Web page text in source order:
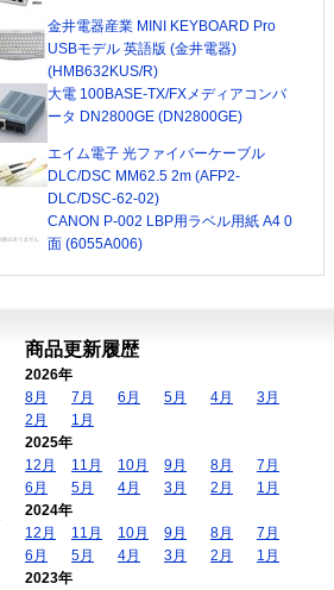
金井電器産業 MINI KEYBOARD Pro
USBモデル 英語版 (金井電器)
(HMB632KUS/R)
大電 100BASE-TX/FXメディアコンバ
ータ DN2800GE (DN2800GE)
エイム電子 光ファイバーケーブル
DLC/DSC MM62.5 2m (AFP2-
DLC/DSC-62-02)
CANON P-002 LBP用ラベル用紙 A4 0
面 (6055A006)
商品更新履歴
2026年
8月
7月 6月 5月 4月
3月
2月
1月
2025年
12月
11月 10月 9月 8月
7月
6月
5月 4月 3月 2月
1月
2024年
12月
11月 10月 9月 8月
7月
6月
5月 4月 3月 2月
1月
2023年